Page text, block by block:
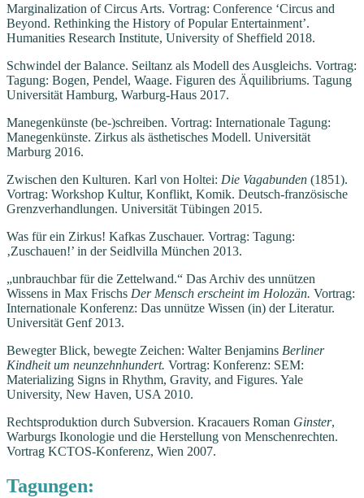
Marginalization of Circus Arts. Vortrag: Conference ‘Circus and
Beyond. Rethinking the History of Popular Entertainment’.
Humanities Research Institute, University of Sheffield 2018.
Schwindel der Balance. Seiltanz als Modell des Ausgleichs. Vortrag:
Tagung: Bogen, Pendel, Waage. Figuren des Äquilibriums. Tagung
Universität Hamburg, Warburg-Haus 2017.
Manegenkünste (be-)schreiben. Vortrag: Internationale Tagung:
Manegenkünste. Zirkus als ästhetisches Modell. Universität
Marburg 2016.
Zwischen den Kulturen. Karl von Holtei: Die Vagabunden (1851).
Vortrag: Workshop Kultur, Konflikt, Komik. Deutsch-französische
Grenzverhandlungen. Universität Tübingen 2015.
Was für ein Zirkus! Kafkas Zuschauer. Vortrag: Tagung:
‚Zuschauen!’ in der Seidlvilla München 2013.
„unbrauchbar für die Zettelwand.“ Das Archiv des unnützen
Wissens in Max Frischs Der Mensch erscheint im Holozän. Vortrag:
Internationale Konferenz: Das unnütze Wissen (in) der Literatur.
Universität Genf 2013.
Bewegter Blick, bewegte Zeichen: Walter Benjamins Berliner
Kindheit um neunzehnhundert. Vortrag: Konferenz: SEM:
Materializing Signs in Rhythm, Gravity, and Figures. Yale
University, New Haven, USA 2010.
Rechtsproduktion durch Subversion. Kracauers Roman Ginster,
Warburgs Ikonologie und die Herstellung von Menschenrechten.
Vortrag KCTOS-Konferenz, Wien 2007.
Tagungen: